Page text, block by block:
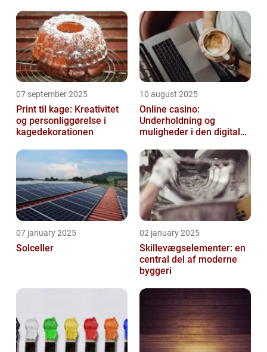
07 september 2025
Print til kage: Kreativitet
og personliggørelse i
kagedekorationen
10 august 2025
Online casino:
Underholdning og
muligheder i den digitale
07 january 2025
Solceller
02 january 2025
Skillevægselementer: en
central del af moderne
byggeri